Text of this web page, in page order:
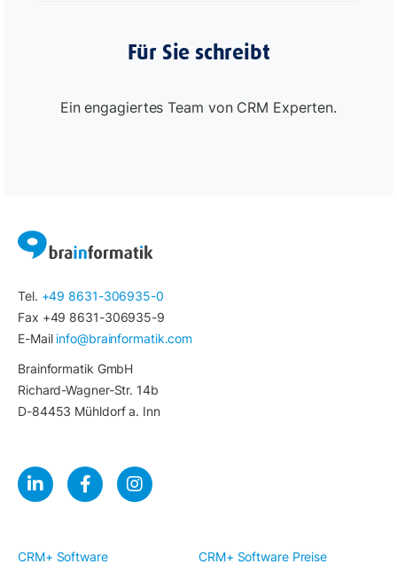
Für Sie schreibt
Ein engagiertes Team von CRM Experten.
Tel. +49 8631-306935-0
Fax +49 8631-306935-9
E-Mail info@brainformatik.com
Brainformatik GmbH
Richard-Wagner-Str. 14b
D-84453 Mühldorf a. Inn
CRM+ Software CRM+ Software Preise